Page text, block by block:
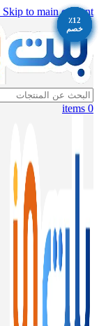
Skip to main content
0
items
٪12
خصم
٪13
خصم
٪13
خصم
٪13
خصم
٪12
خصم
٪12
خصم